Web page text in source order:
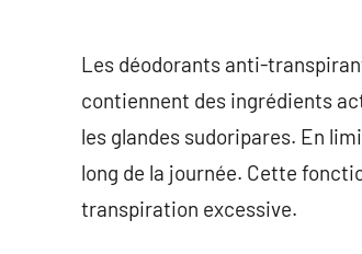
Les déodorants anti-
contiennent des ingrédients
les glandes sudoripares. En
long de la journée. Cette
transpiration excessive.